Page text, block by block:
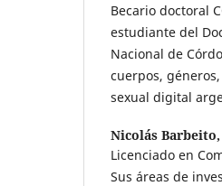
Becario doctoral
estudiante del
Nacional de
cuerpos,
sexual digital
Nicolás Barbeito,
Licenciado en
Sus áreas de